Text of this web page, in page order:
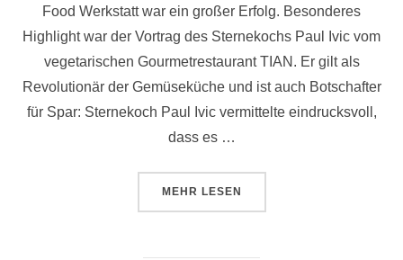
Food Werkstatt war ein großer Erfolg. Besonderes
Highlight war der Vortrag des Sternekochs Paul Ivic vom
vegetarischen Gourmetrestaurant TIAN. Er gilt als
Revolutionär der Gemüseküche und ist auch Botschafter
für Spar: Sternekoch Paul Ivic vermittelte eindrucksvoll,
dass es …
MEHR ÜBER „VEGETARISCHER
LESEN